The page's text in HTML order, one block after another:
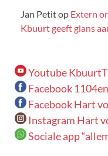
Jan Petitop Extern
Kbuurt geeft glans
Youtube
Facebook
Facebook Hart
Instagram Hart
Sociale app